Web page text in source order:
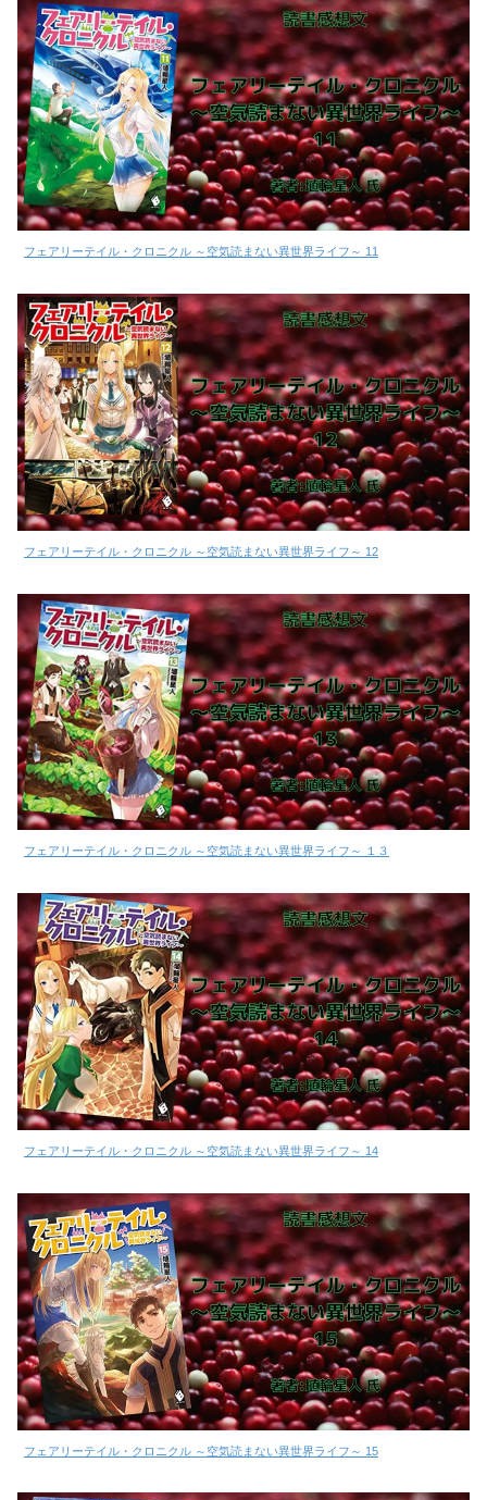
フェアリーテイル・クロニクル ～空気読まない異世界ライフ～ 11
フェアリーテイル・クロニクル ～空気読まない異世界ライフ～ 12
フェアリーテイル・クロニクル ～空気読まない異世界ライフ～ １３
フェアリーテイル・クロニクル ～空気読まない異世界ライフ～ 14
フェアリーテイル・クロニクル ～空気読まない異世界ライフ～ 15